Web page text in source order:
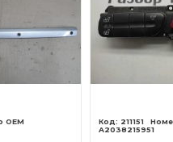
211151
A2038215951